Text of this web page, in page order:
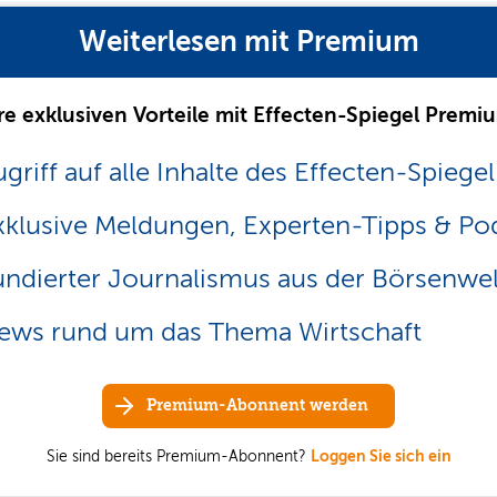
Weiterlesen mit Premium
exklusiven Vorteile mit Effecten-Spiegel
auf alle Inhalte des Effecten-Spiegel
Meldungen, Experten-Tipps &
Journalismus aus der
rund um das Thema Wirtschaft
Premium-Abonnent werden
Sie sind bereits Premium-Abonnent? Loggen Sie sich ein